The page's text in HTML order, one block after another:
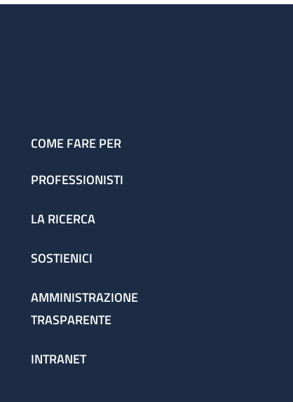
COME FARE PER
PROFESSIONISTI
LA RICERCA
SOSTIENICI
AMMINISTRAZIONE
TRASPARENTE
INTRANET